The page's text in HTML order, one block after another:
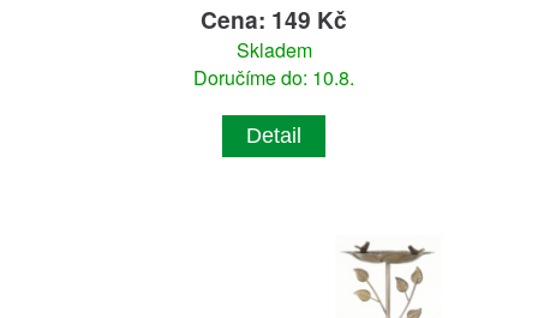
Cena: 149 Kč
Skladem
Doručíme do: 10.8.
Detail